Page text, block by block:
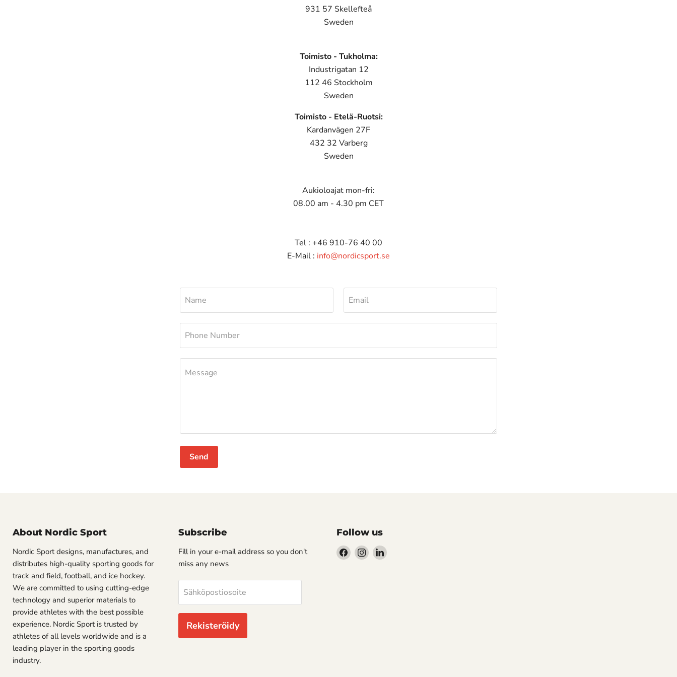
931 57 Skellefteå
Sweden
Toimisto - Tukholma:
Industrigatan 12
112 46 Stockholm
Sweden
Toimisto - Etelä-Ruotsi:
Kardanvägen 27F
432 32 Varberg
Sweden
Aukioloajat mon-fri:
08.00 am - 4.30 pm CET
Tel : +46 910-76 40 00
E-Mail : info@nordicsport.se
Name Email
Phone Number
Message
Send
About Nordic Sport
Nordic Sport designs, manufactures, and
distributes high-quality sporting goods for
track and field, football, and ice hockey.
We are committed to using cutting-edge
technology and superior materials to
provide athletes with the best possible
experience. Nordic Sport is trusted by
athletes of all levels worldwide and is a
leading player in the sporting goods
industry.
Subscribe
Fill in your e-mail address so you don't
miss any news
Sähköpostiosoite
Rekisteröidy
Follow us
LöydäLöydäLöydä